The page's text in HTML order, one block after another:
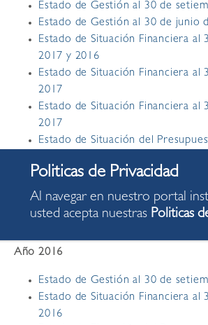
Estado de Gestión al 30 de
Estado de Gestión al 30 de junio
Estado de Situación Financiera al
2017 y 2016
Estado de Situación Financiera al
2017
Estado de Situación Financiera al
2017
Estado de Situación del
Estado de Ejecución del
Egresos al 30 de setiembre de
Estado de Ejecución del
Año 2016
Estado de Gestión al 30 de
Estado de Situación Financiera al
2016
Al navegar en nuestro portal
usted acepta nuestras Politicas